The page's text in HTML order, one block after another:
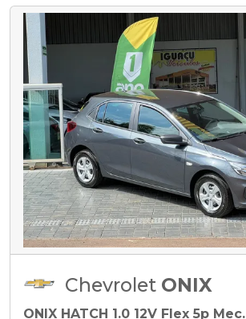
Chevrolet ONIX
ONIX HATCH 1.0 12V Flex 5p Mec.